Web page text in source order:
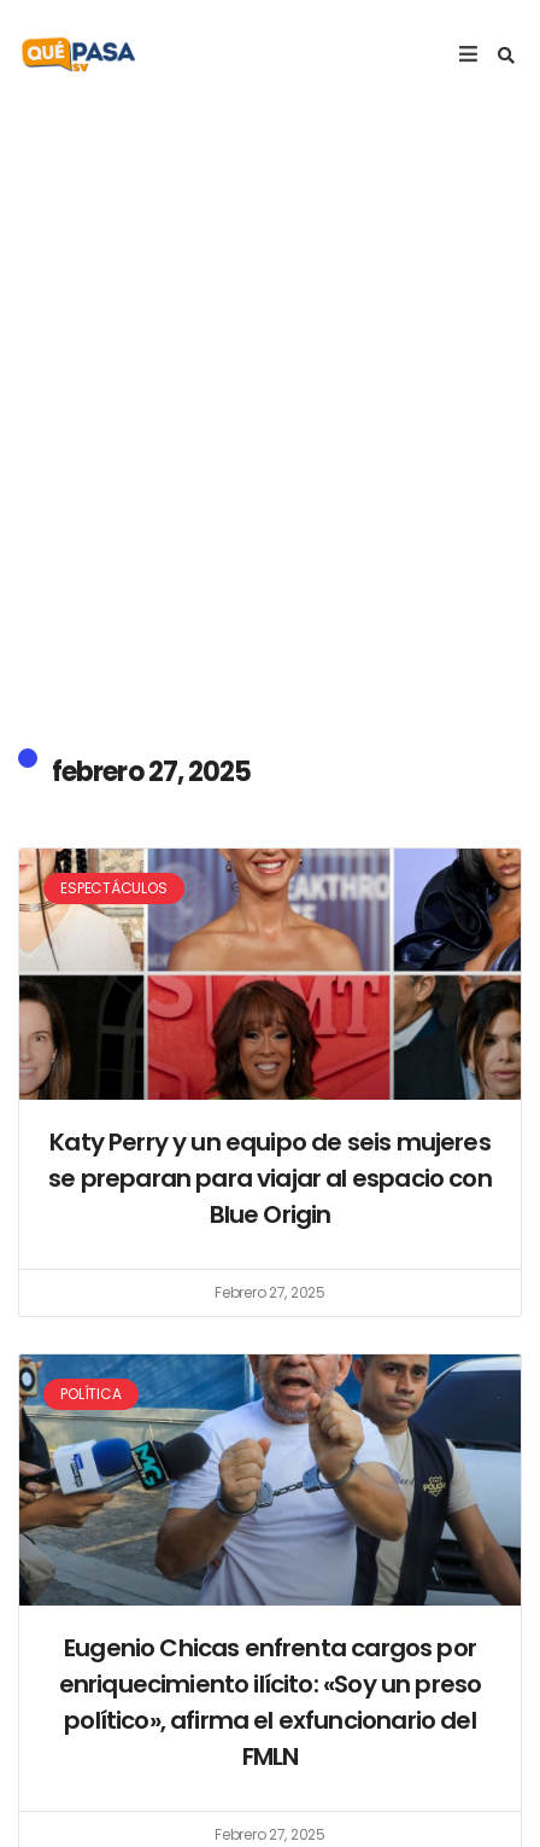
febrero 27, 2025
ESPECTÁCULOS
Katy Perry y un equipo de seis mujeres
se preparan para viajar al espacio con
Blue Origin
Febrero 27, 2025
POLÍTICA
Eugenio Chicas enfrenta cargos por
enriquecimiento ilícito: «Soy un preso
político», afirma el exfuncionario del
FMLN
Febrero 27, 2025